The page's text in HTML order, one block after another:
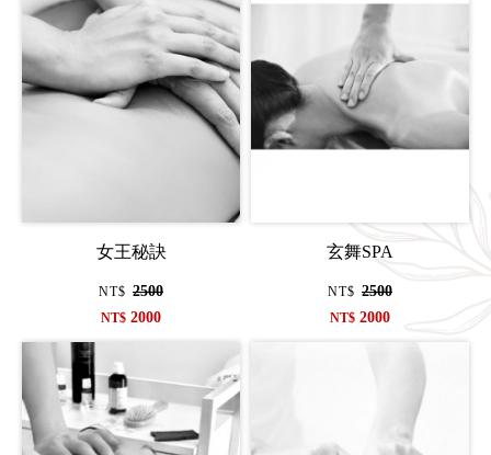
女王秘訣
NT$ 2500
NT$ 2000
玄舞SPA
NT$ 2500
NT$ 2000